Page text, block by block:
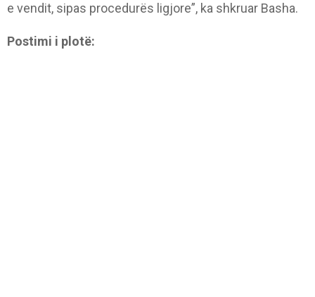
e vendit, sipas procedurës ligjore”, ka shkruar Basha.
Postimi i plotë: